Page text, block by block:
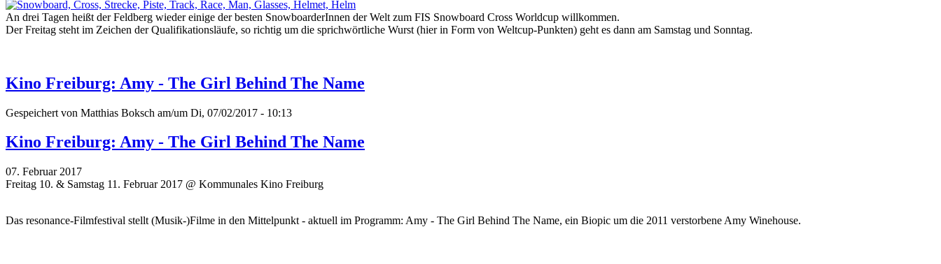
An drei Tagen heißt der Feldberg wieder einige der besten SnowboarderInnen der Welt zum FIS Snowboard Cross Worldcup willkommen.
Der Freitag steht im Zeichen der Qualifikationsläufe, so richtig um die sprichwörtliche Wurst (hier in Form von Weltcup-Punkten) geht es dann am Samstag und Sonntag.
Kino Freiburg: Amy - The Girl Behind The Name
Gespeichert von Matthias Boksch am/um Di, 07/02/2017 - 10:13
Kino Freiburg: Amy - The Girl Behind The Name
07. Februar 2017
Freitag 10. & Samstag 11. Februar 2017 @ Kommunales Kino Freiburg
Das resonance-Filmfestival stellt (Musik-)Filme in den Mittelpunkt - aktuell im Programm: Amy - The Girl Behind The Name, ein Biopic um die 2011 verstorbene Amy Winehouse.